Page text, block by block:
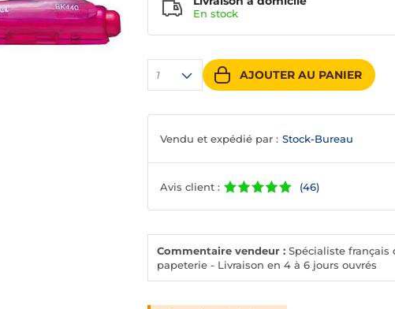
1 AJOUTER AU PANIER
En stock
Vendu et expédié par : Stock-Bureau
Avis client : (46)
Commentaire vendeur : Spécialiste
papeterie - Livraison en 4 à 6 jours ouvrés